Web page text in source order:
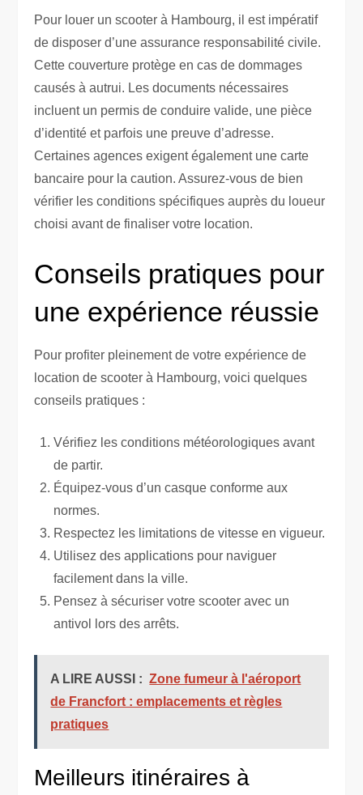
Pour louer un scooter à Hambourg, il est impératif
de disposer d’une assurance responsabilité civile.
Cette couverture protège en cas de dommages
causés à autrui. Les documents nécessaires
incluent un permis de conduire valide, une pièce
d’identité et parfois une preuve d’adresse.
Certaines agences exigent également une carte
bancaire pour la caution. Assurez-vous de bien
vérifier les conditions spécifiques auprès du loueur
choisi avant de finaliser votre location.
Conseils pratiques pour
une expérience réussie
Pour profiter pleinement de votre expérience de
location de scooter à Hambourg, voici quelques
conseils pratiques :
Vérifiez les conditions météorologiques avant
de partir.
Équipez-vous d’un casque conforme aux
normes.
Respectez les limitations de vitesse en vigueur.
Utilisez des applications pour naviguer
facilement dans la ville.
Pensez à sécuriser votre scooter avec un
antivol lors des arrêts.
A LIRE AUSSI : Zone fumeur à l'aéroport
de Francfort : emplacements et règles
pratiques
Meilleurs itinéraires à